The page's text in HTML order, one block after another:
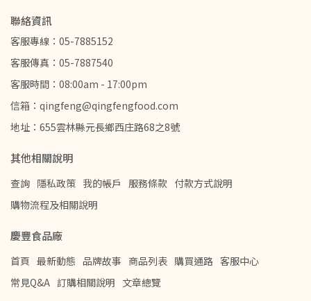
聯絡資訊
客服專線：05-7885152
客服傳真：05-7887540
客服時間：08:00am - 17:00pm
信箱：qingfeng@qingfengfood.com
地址：655雲林縣元長鄉西庄路68之8號
其他相關說明
查詢 隱私政策 我的帳戶 服務條款 付款方式說明
購物流程及相關說明
慶豐食品廠
首頁 最新動態 品牌故事 商品列表 購買通路 客服中心
常見Q&A 訂購相關說明 文章總覽